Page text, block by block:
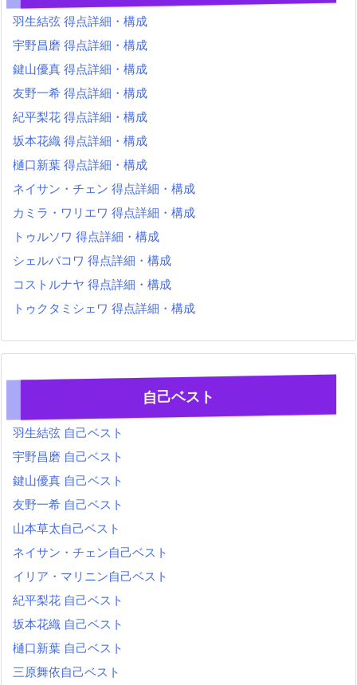
羽生結弦 得点詳細・構成
宇野昌磨 得点詳細・構成
鍵山優真 得点詳細・構成
友野一希 得点詳細・構成
紀平梨花 得点詳細・構成
坂本花織 得点詳細・構成
樋口新葉 得点詳細・構成
ネイサン・チェン 得点詳細・構成
カミラ・ワリエワ 得点詳細・構成
トゥルソワ 得点詳細・構成
シェルバコワ 得点詳細・構成
コストルナヤ 得点詳細・構成
トゥクタミシェワ 得点詳細・構成
自己ベスト
羽生結弦 自己ベスト
宇野昌磨 自己ベスト
鍵山優真 自己ベスト
友野一希 自己ベスト
山本草太自己ベスト
ネイサン・チェン自己ベスト
イリア・マリニン自己ベスト
紀平梨花 自己ベスト
坂本花織 自己ベスト
樋口新葉 自己ベスト
三原舞依自己ベスト